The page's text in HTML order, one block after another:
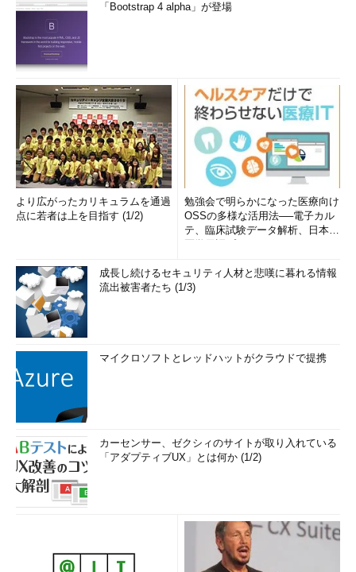
「Bootstrap 4 alpha」が登場
より広がったカリキュラムを通過
点に若者は上を目指す (1/2)
勉強会で明らかになった医療向け
OSSの多様な活用法──電子カル
テ、臨床試験データ解析、日本語
成長し続けるセキュリティ人材と悲嘆に暮れる情報
流出被害者たち (1/3)
マイクロソフトとレッドハットがクラウドで提携
カーセンサー、ゼクシィのサイトが取り入れている
「アダプティブUX」とは何か (1/2)